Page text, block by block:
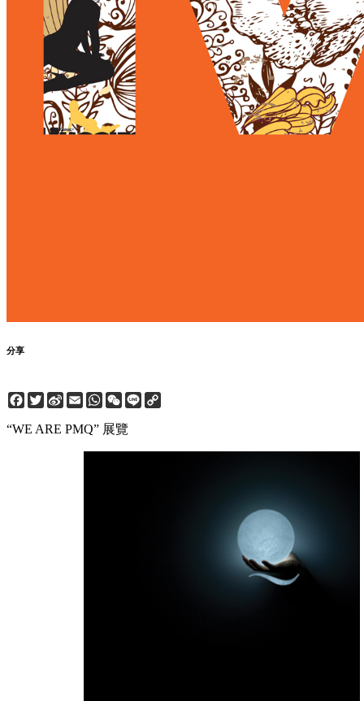
分享
Facebook
Twitter
Sina
Weibo
EmailWhatsApp
WeChat
Line
“WE ARE PMQ” 展覽